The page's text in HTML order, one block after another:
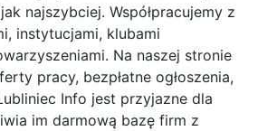
najszybciej. Współpracujemy z
instytucjami, klubami
Na naszej stronie
pracy, bezpłatne ogłoszenia,
Info jest przyjazne dla
im darmową bazę firm z